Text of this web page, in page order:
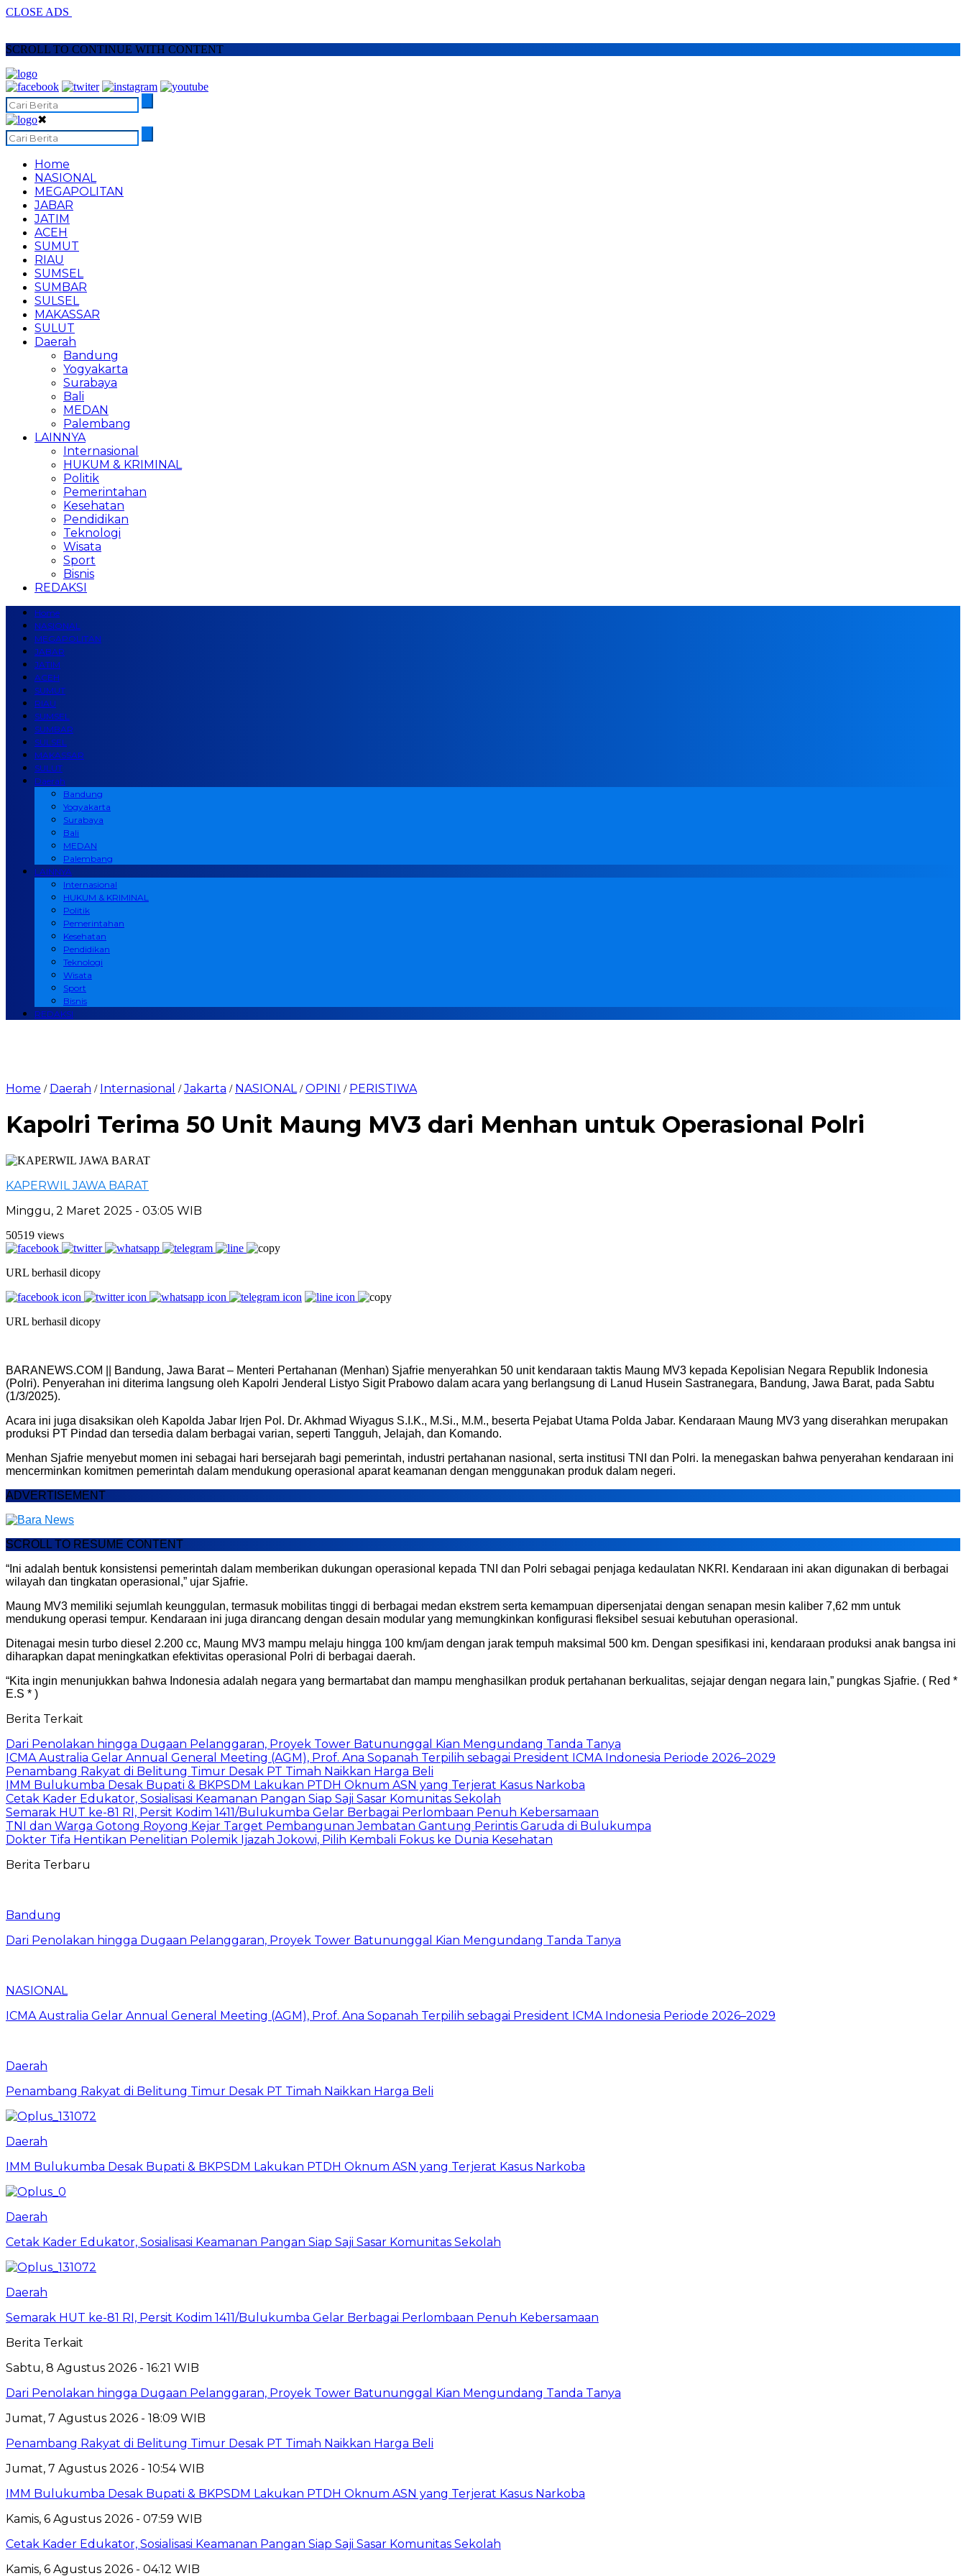
CLOSE ADS
SCROLL TO CONTINUE WITH CONTENT
✖
Home
NASIONAL
MEGAPOLITAN
JABAR
JATIM
ACEH
SUMUT
RIAU
SUMSEL
SUMBAR
SULSEL
MAKASSAR
SULUT
Daerah
Bandung
Yogyakarta
Surabaya
Bali
MEDAN
Palembang
LAINNYA
Internasional
HUKUM & KRIMINAL
Politik
Pemerintahan
Kesehatan
Pendidikan
Teknologi
Wisata
Sport
Bisnis
REDAKSI
Home
NASIONAL
MEGAPOLITAN
JABAR
JATIM
ACEH
SUMUT
RIAU
SUMSEL
SUMBAR
SULSEL
MAKASSAR
SULUT
Daerah
Bandung
Yogyakarta
Surabaya
Bali
MEDAN
Palembang
LAINNYA
Internasional
HUKUM & KRIMINAL
Politik
Pemerintahan
Kesehatan
Pendidikan
Teknologi
Wisata
Sport
Bisnis
REDAKSI
Home / Daerah / Internasional /Jakarta / NASIONAL /OPINI / PERISTIWA
Kapolri Terima 50 Unit Maung MV3 dari Menhan untuk Operasional Polri
KAPERWIL JAWA BARAT
Minggu, 2 Maret 2025 - 03:05 WIB
50519 views
URL berhasil dicopy
URL berhasil dicopy
BARANEWS.COM || Bandung, Jawa Barat – Menteri Pertahanan (Menhan) Sjafrie menyerahkan 50 unit kendaraan taktis Maung MV3 kepada Kepolisian Negara Republik Indonesia
(Polri). Penyerahan ini diterima langsung oleh Kapolri Jenderal Listyo Sigit Prabowo dalam acara yang berlangsung di Lanud Husein Sastranegara, Bandung, Jawa Barat, pada Sabtu
(1/3/2025).
Acara ini juga disaksikan oleh Kapolda Jabar Irjen Pol. Dr. Akhmad Wiyagus S.I.K., M.Si., M.M., beserta Pejabat Utama Polda Jabar. Kendaraan Maung MV3 yang diserahkan merupakan
produksi PT Pindad dan tersedia dalam berbagai varian, seperti Tangguh, Jelajah, dan Komando.
Menhan Sjafrie menyebut momen ini sebagai hari bersejarah bagi pemerintah, industri pertahanan nasional, serta institusi TNI dan Polri. Ia menegaskan bahwa penyerahan kendaraan ini
mencerminkan komitmen pemerintah dalam mendukung operasional aparat keamanan dengan menggunakan produk dalam negeri.
ADVERTISEMENT
SCROLL TO RESUME CONTENT
“Ini adalah bentuk konsistensi pemerintah dalam memberikan dukungan operasional kepada TNI dan Polri sebagai penjaga kedaulatan NKRI. Kendaraan ini akan digunakan di berbagai
wilayah dan tingkatan operasional,” ujar Sjafrie.
Maung MV3 memiliki sejumlah keunggulan, termasuk mobilitas tinggi di berbagai medan ekstrem serta kemampuan dipersenjatai dengan senapan mesin kaliber 7,62 mm untuk
mendukung operasi tempur. Kendaraan ini juga dirancang dengan desain modular yang memungkinkan konfigurasi fleksibel sesuai kebutuhan operasional.
Ditenagai mesin turbo diesel 2.200 cc, Maung MV3 mampu melaju hingga 100 km/jam dengan jarak tempuh maksimal 500 km. Dengan spesifikasi ini, kendaraan produksi anak bangsa ini
diharapkan dapat meningkatkan efektivitas operasional Polri di berbagai daerah.
“Kita ingin menunjukkan bahwa Indonesia adalah negara yang bermartabat dan mampu menghasilkan produk pertahanan berkualitas, sejajar dengan negara lain,” pungkas Sjafrie. ( Red *
E.S * )
Berita Terkait
Dari Penolakan hingga Dugaan Pelanggaran, Proyek Tower Batununggal Kian Mengundang Tanda Tanya
ICMA Australia Gelar Annual General Meeting (AGM), Prof. Ana Sopanah Terpilih sebagai President ICMA Indonesia Periode 2026–2029
Penambang Rakyat di Belitung Timur Desak PT Timah Naikkan Harga Beli
IMM Bulukumba Desak Bupati & BKPSDM Lakukan PTDH Oknum ASN yang Terjerat Kasus Narkoba
Cetak Kader Edukator, Sosialisasi Keamanan Pangan Siap Saji Sasar Komunitas Sekolah
Semarak HUT ke-81 RI, Persit Kodim 1411/Bulukumba Gelar Berbagai Perlombaan Penuh Kebersamaan
TNI dan Warga Gotong Royong Kejar Target Pembangunan Jembatan Gantung Perintis Garuda di Bulukumpa
Dokter Tifa Hentikan Penelitian Polemik Ijazah Jokowi, Pilih Kembali Fokus ke Dunia Kesehatan
Berita Terbaru
Bandung
Dari Penolakan hingga Dugaan Pelanggaran, Proyek Tower Batununggal Kian Mengundang Tanda Tanya
NASIONAL
ICMA Australia Gelar Annual General Meeting (AGM), Prof. Ana Sopanah Terpilih sebagai President ICMA Indonesia Periode 2026–2029
Daerah
Penambang Rakyat di Belitung Timur Desak PT Timah Naikkan Harga Beli
Daerah
IMM Bulukumba Desak Bupati & BKPSDM Lakukan PTDH Oknum ASN yang Terjerat Kasus Narkoba
Daerah
Cetak Kader Edukator, Sosialisasi Keamanan Pangan Siap Saji Sasar Komunitas Sekolah
Daerah
Semarak HUT ke-81 RI, Persit Kodim 1411/Bulukumba Gelar Berbagai Perlombaan Penuh Kebersamaan
Berita Terkait
Sabtu, 8 Agustus 2026 - 16:21 WIB
Dari Penolakan hingga Dugaan Pelanggaran, Proyek Tower Batununggal Kian Mengundang Tanda Tanya
Jumat, 7 Agustus 2026 - 18:09 WIB
Penambang Rakyat di Belitung Timur Desak PT Timah Naikkan Harga Beli
Jumat, 7 Agustus 2026 - 10:54 WIB
IMM Bulukumba Desak Bupati & BKPSDM Lakukan PTDH Oknum ASN yang Terjerat Kasus Narkoba
Kamis, 6 Agustus 2026 - 07:59 WIB
Cetak Kader Edukator, Sosialisasi Keamanan Pangan Siap Saji Sasar Komunitas Sekolah
Kamis, 6 Agustus 2026 - 04:12 WIB